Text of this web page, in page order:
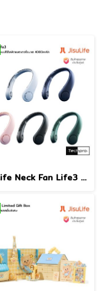
JisuLife Neck Fan Life3 พัดลมคล้องคอแบบไร้ใบพัดความจุแบตเตอรี่ 4000mAh